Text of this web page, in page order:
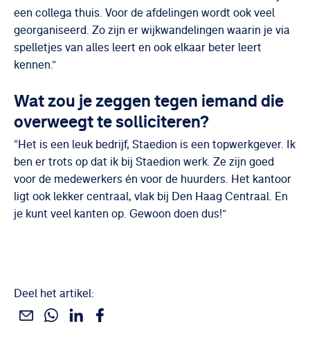
een collega thuis. Voor de afdelingen wordt ook veel
georganiseerd. Zo zijn er wijkwandelingen waarin je via
spelletjes van alles leert en ook elkaar beter leert
kennen.”
Wat zou je zeggen tegen iemand die
overweegt te solliciteren?
“Het is een leuk bedrijf, Staedion is een topwerkgever. Ik
ben er trots op dat ik bij Staedion werk. Ze zijn goed
voor de medewerkers én voor de huurders. Het kantoor
ligt ook lekker centraal, vlak bij Den Haag Centraal. En
je kunt veel kanten op. Gewoon doen dus!”
Deel het artikel:
Deel dit via e-mail
Deel dit via WhatsApp
Deel dit via Linkedin
Deel dit via Facebook